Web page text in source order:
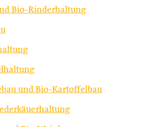
Bio-Rinderhaltung
und Bio-Kartoffelbau